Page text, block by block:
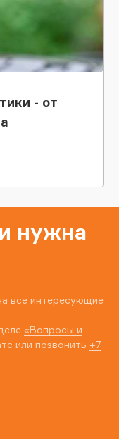
- от
нужна
все интересующие
«Вопросы и
или позвонить +7